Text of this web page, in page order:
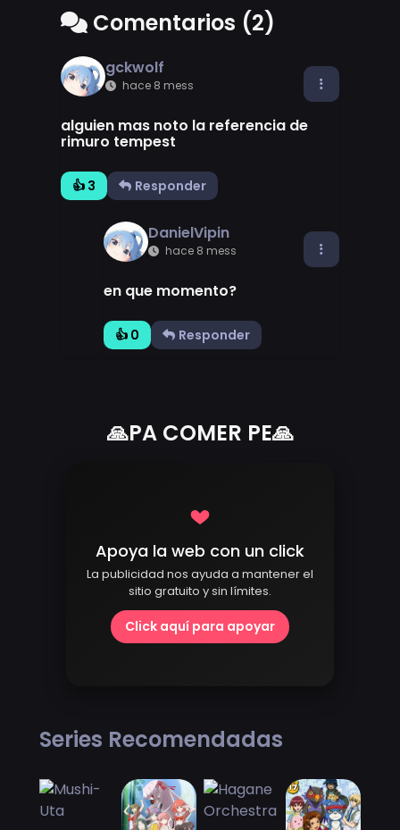
Comentarios (2)
gckwolf
hace 8 mess
alguien mas noto la referencia de
rimuro tempest
👍 3 Responder
DanielVipin
hace 8 mess
en que momento?
👍 0 Responder
🙏PA COMER PE🙏
Apoya la web con un click
La publicidad nos ayuda a mantener el
sitio gratuito y sin límites.
Click aquí para apoyar
Series Recomendadas